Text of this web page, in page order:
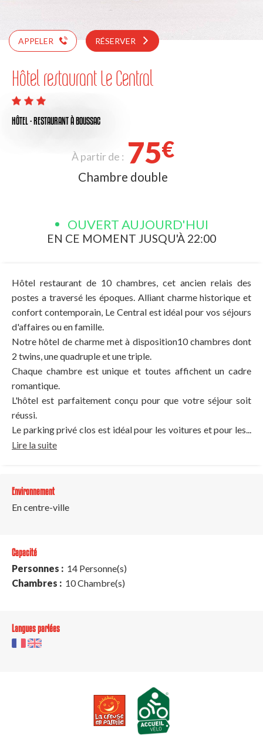
APPELER RÉSERVER
Hôtel restaurant Le Central
HÔTEL - RESTAURANTÀ BOUSSAC
À partir de : 75€
Chambre double
OUVERT AUJOURD'HUI
EN CE MOMENT JUSQU'À 22:00
Hôtel restaurant de 10 chambres, cet ancien relais des
postes a traversé les époques. Alliant charme historique et
confort contemporain, Le Central est idéal pour vos séjours
d'affaires ou en famille.
Notre hôtel de charme met à disposition10 chambres dont
2 twins, une quadruple et une triple.
Chaque chambre est unique et toutes affichent un cadre
romantique.
L'hôtel est parfaitement conçu pour que votre séjour soit
réussi.
Le parking privé clos est idéal pour les voitures et pour les...
Lire la suite
Environnement
En centre-ville
Capacité
Personnes : 14 Personne(s)
Chambres : 10 Chambre(s)
Langues parlées